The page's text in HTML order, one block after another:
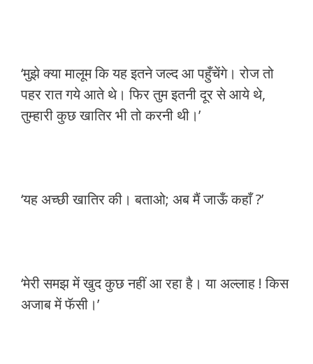
‘मुझे क्या मालूम कि यह इतने जल्द आ पहुँचेंगे। रोज तो
पहर रात गये आते थे। फिर तुम इतनी दूर से आये थे,
तुम्हारी कुछ खातिर भी तो करनी थी।’
‘यह अच्छी खातिर की। बताओ; अब मैं जाऊँ कहाँ ?’
‘मेरी समझ में खुद कुछ नहीं आ रहा है। या अल्लाह ! किस
अजाब में फॅसी।’